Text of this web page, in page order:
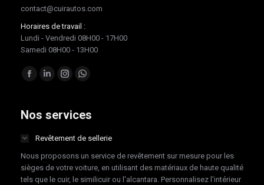
contact@cuirautos.com
Horaires de travail :
Lundi - Vendredi 08H00 - 17H00
Samedi 08H00 - 13H00
Trouvez nous sur :
Facebook
opens
new
window
LinkedIn
opens
new
window
Instagram
opens
new
window
Whatsapp
opens
new
window
Nos services
Revêtement de sellerie
Nous proposons un service de revêtement sur mesure pour les
sièges de votre voiture, en utilisant des matériaux de haute qualité
tels que le cuir, le similicuir ou l'alcantara. Personnalisez l'intérieur